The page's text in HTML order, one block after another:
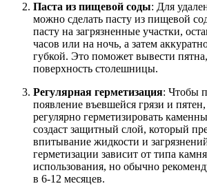
Паста из пищевой соды: Для
можно сделать пасту из пищевой
пасту на загрязненные участки,
часов или на ночь, а затем
губкой. Это поможет вывести
поверхность столешницы.
Регулярная герметизация: Чтобы
появление въевшейся грязи и
регулярно герметизировать
создаст защитный слой, который
впитывание жидкости и
герметизации зависит от типа
использования, но обычно
в 6-12 месяцев.